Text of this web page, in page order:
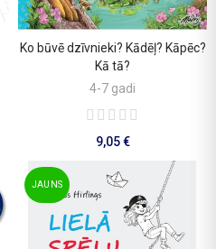
PIEVIENOT GROZAM
Ko būvē dzīvnieki? Kādēļ? Kāpēc?
Kā tā?
4-7 gadi
9,05 €
JAUNS